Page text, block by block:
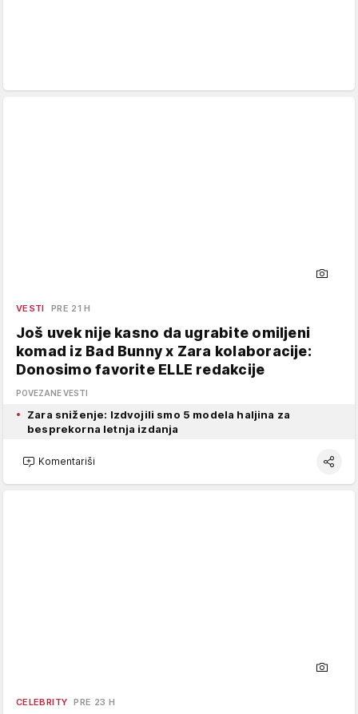
VESTI PRE 21 H
Još uvek nije kasno da ugrabite omiljeni
komad iz Bad Bunny x Zara kolaboracije:
Donosimo favorite ELLE redakcije
POVEZANE VESTI
Zara sniženje: Izdvojili smo 5 modela haljina za
besprekorna letnja izdanja
Komentariši
CELEBRITY PRE 23 H